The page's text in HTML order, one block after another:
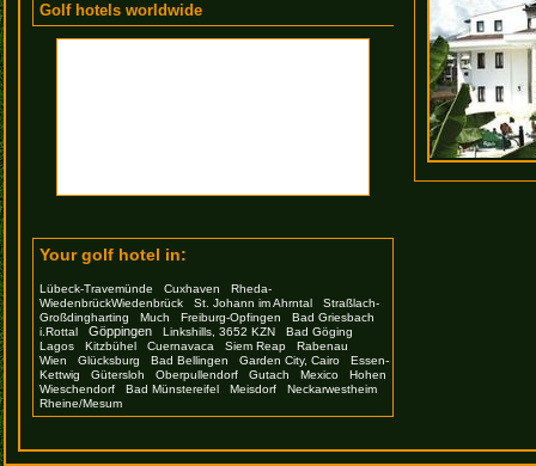
Golf hotels worldwide
Your golf hotel in:
Lübeck-Travemünde Cuxhaven
Rheda-
WiedenbrückWiedenbrück
St. Johann im Ahrntal
Straßlach-
Großdingharting
Much Freiburg-Opfingen
Bad Griesbach
i.Rottal
Göppingen Linkshills, 3652 KZN
Bad Göging
Lagos
Kitzbühel Cuernavaca Siem Reap
Rabenau
Wien
Glücksburg Bad Bellingen Garden City, Cairo
Essen-
Kettwig
Gütersloh Oberpullendorf Gutach Mexico
Hohen
Wieschendorf
Bad Münstereifel Meisdorf
Neckarwestheim
Rheine/Mesum